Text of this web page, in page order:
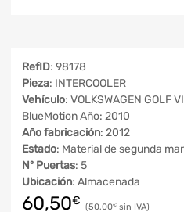
RefID: 98178
Pieza: INTERCOOLER
Vehículo: VOLKSWAGEN GOLF
BlueMotion Año: 2010
Año fabricación: 2012
Estado: Material de segunda
Nº Puertas: 5
Ubicación: Almacenada
60,50€ 50,00€